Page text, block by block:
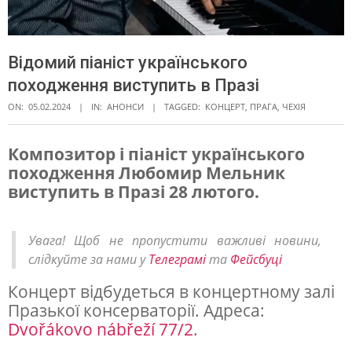
Відомий піаніст українського
походження виступить в Празі
ON: 05.02.2024 IN: АНОНСИ TAGGED: КОНЦЕРТ, ПРАГА, ЧЕХІЯ
В
і
д
и
й
Композитор і піаніст українського
походження Любомир Мельник
виступить в Празі 28 лютого.
Увага! Щоб не пропустити важливі новини,
слідкуйте за нами уТелеграміта Фейсбуці
Концерт відбудеться в концертному залі
Празької консерваторії. Адреса:
Dvořákovo nábřeží 77/2.